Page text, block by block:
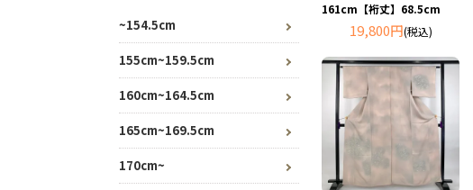
~154.5cm
155cm~159.5cm
160cm~164.5cm
165cm~169.5cm
170cm~
161cm【裄丈】68.5cm
19,800円(税込)